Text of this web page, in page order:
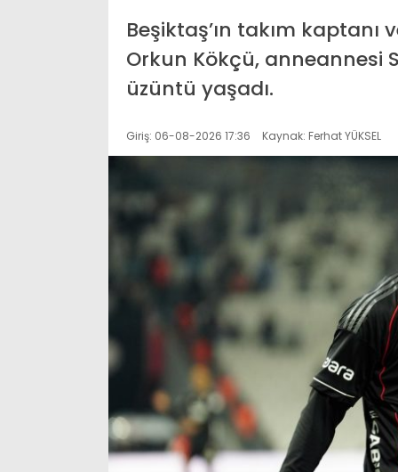
Beşiktaş’ın takım
Orkun Kökçü, anneannesi
üzüntü yaşadı.
Giriş: 06-08-2026 17:36 Kaynak: Ferhat YÜKSEL